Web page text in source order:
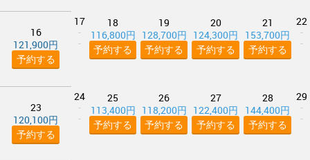
16
121,900円
予約する
17
-
-
18
116,800円
予約する
19
128,700円
予約する
20
124,300円
予約する
21
153,700円
予約する
22
-
-
23
120,100円
予約する
24
-
-
25
113,400円
予約する
26
118,200円
予約する
27
122,400円
予約する
28
144,400円
予約する
29
-
-